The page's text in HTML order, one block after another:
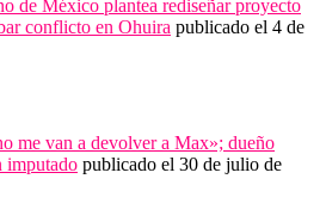
de México plantea rediseñar proyecto
conflicto en Ohuira publicado el 4 de
me van a devolver a Max»; dueño
imputado publicado el 30 de julio de